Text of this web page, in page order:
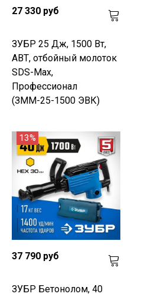
27 330 руб
ЗУБР 25 Дж, 1500 Вт,
АВТ, отбойный молоток
SDS-Max,
Профессионал
(ЗММ-25-1500 ЭВК)
13%
37 790 руб
ЗУБР Бетонолом, 40